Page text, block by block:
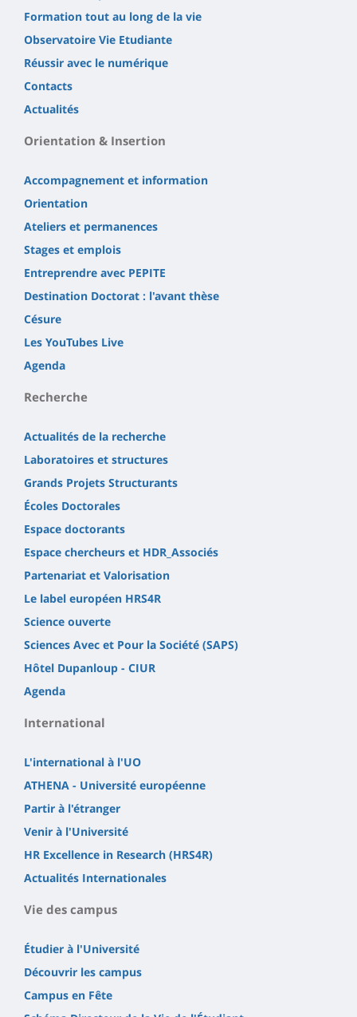
Formation tout au long de la vie
Observatoire Vie Etudiante
Réussir avec le numérique
Contacts
Actualités
Orientation & Insertion
Accompagnement et information
Orientation
Ateliers et permanences
Stages et emplois
Entreprendre avec PEPITE
Destination Doctorat : l'avant thèse
Césure
Les YouTubes Live
Agenda
Recherche
Actualités de la recherche
Laboratoires et structures
Grands Projets Structurants
Écoles Doctorales
Espace doctorants
Espace chercheurs et HDR_Associés
Partenariat et Valorisation
Le label européen HRS4R
Science ouverte
Sciences Avec et Pour la Société (SAPS)
Hôtel Dupanloup - CIUR
Agenda
International
L'international à l'UO
ATHENA - Université européenne
Partir à l'étranger
Venir à l'Université
HR Excellence in Research (HRS4R)
Actualités Internationales
Vie des campus
Étudier à l'Université
Découvrir les campus
Campus en Fête